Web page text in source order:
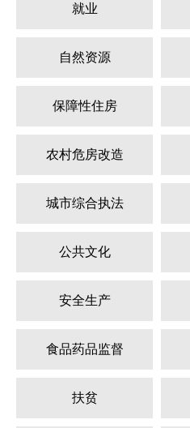
就业
自然资源
保障性住房
农村危房改造
城市综合执法
公共文化
安全生产
食品药品监督
扶贫